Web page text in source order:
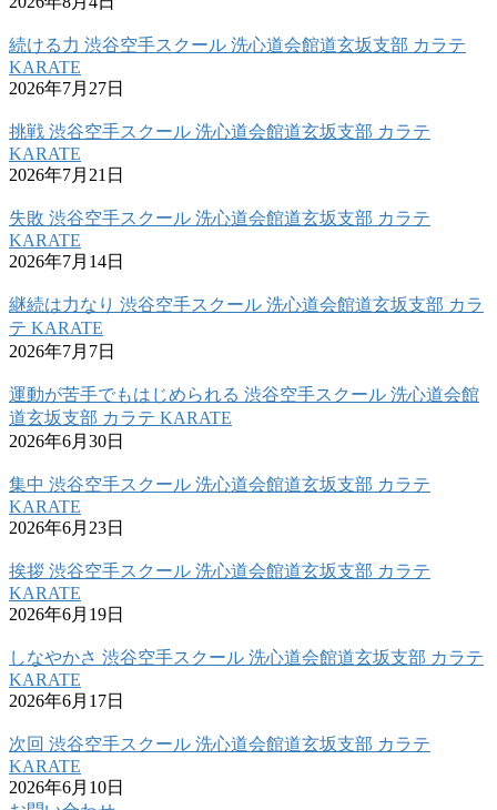
続ける力 渋谷空手スクール 洗心道会館道玄坂支部 カラテ
KARATE
2026年7月27日
挑戦 渋谷空手スクール 洗心道会館道玄坂支部 カラテ
KARATE
2026年7月21日
失敗 渋谷空手スクール 洗心道会館道玄坂支部 カラテ
KARATE
2026年7月14日
継続は力なり 渋谷空手スクール 洗心道会館道玄坂支部 カラ
テ KARATE
2026年7月7日
運動が苦手でもはじめられる 渋谷空手スクール 洗心道会館
道玄坂支部 カラテ KARATE
2026年6月30日
集中 渋谷空手スクール 洗心道会館道玄坂支部 カラテ
KARATE
2026年6月23日
挨拶 渋谷空手スクール 洗心道会館道玄坂支部 カラテ
KARATE
2026年6月19日
しなやかさ 渋谷空手スクール 洗心道会館道玄坂支部 カラテ
KARATE
2026年6月17日
次回 渋谷空手スクール 洗心道会館道玄坂支部 カラテ
KARATE
2026年6月10日